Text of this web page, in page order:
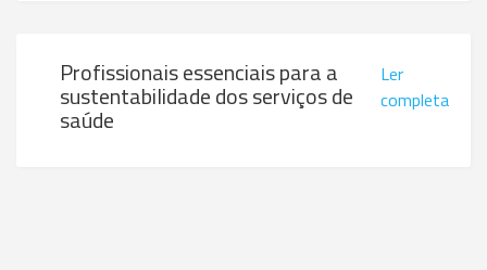
Profissionais essenciais para a
sustentabilidade dos serviços de
saúde
Ler
completa